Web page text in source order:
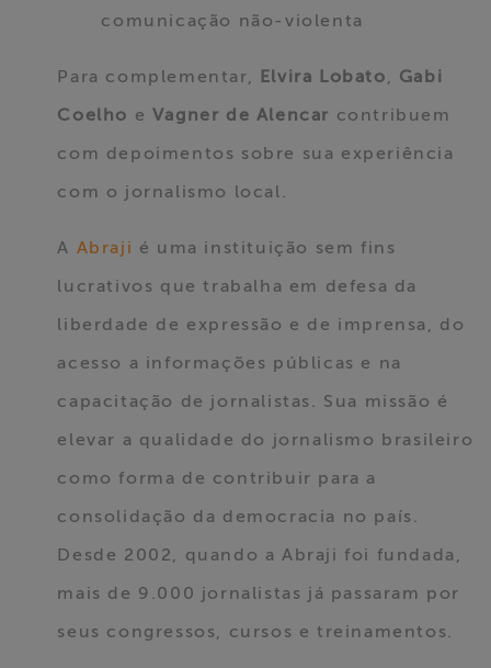
comunicação não-violenta
Para complementar, Elvira Lobato, Gabi
Coelho e Vagner de Alencar contribuem
com depoimentos sobre sua experiência
com o jornalismo local.
A Abraji é uma instituição sem fins
lucrativos que trabalha em defesa da
liberdade de expressão e de imprensa, do
acesso a informações públicas e na
capacitação de jornalistas. Sua missão é
elevar a qualidade do jornalismo brasileiro
como forma de contribuir para a
consolidação da democracia no país.
Desde 2002, quando a Abraji foi fundada,
mais de 9.000 jornalistas já passaram por
seus congressos, cursos e treinamentos.